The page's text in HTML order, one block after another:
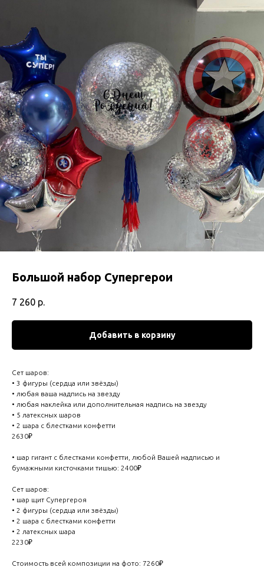
Большой набор Супергерои
7 260 р.
Добавить в корзину
Сет шаров:
• 3 фигуры (сердца или звёзды)
• любая ваша надпись на звезду
• любая наклейка или дополнительная надпись на звезду
• 5 латексных шаров
• 2 шара с блестками конфетти
2630₽
• шар гигант с блестками конфетти, любой Вашей надписью и
бумажными кисточками тишью: 2400₽
Сет шаров:
• шар щит Супергероя
• 2 фигуры (сердца или звёзды)
• 2 шара с блестками конфетти
• 2 латексных шара
2230₽
Стоимость всей композиции на фото: 7260₽